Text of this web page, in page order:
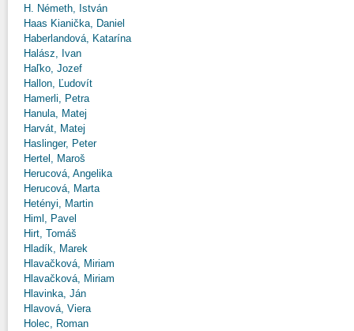
H. Németh, István
Haas Kianička, Daniel
Haberlandová, Katarína
Halász, Ivan
Haľko, Jozef
Hallon, Ľudovít
Hamerli, Petra
Hanula, Matej
Harvát, Matej
Haslinger, Peter
Hertel, Maroš
Herucová, Angelika
Herucová, Marta
Hetényi, Martin
Himl, Pavel
Hirt, Tomáš
Hladík, Marek
Hlavačková, Miriam
Hlavačková, Miriam
Hlavinka, Ján
Hlavová, Viera
Holec, Roman